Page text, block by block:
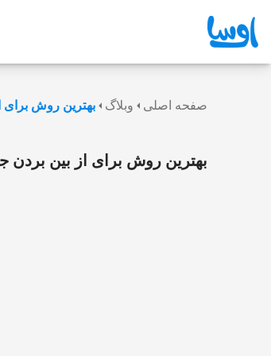
صفحه اصلی وبلاگ بهترین روش برای
بهترین روش برای از بین